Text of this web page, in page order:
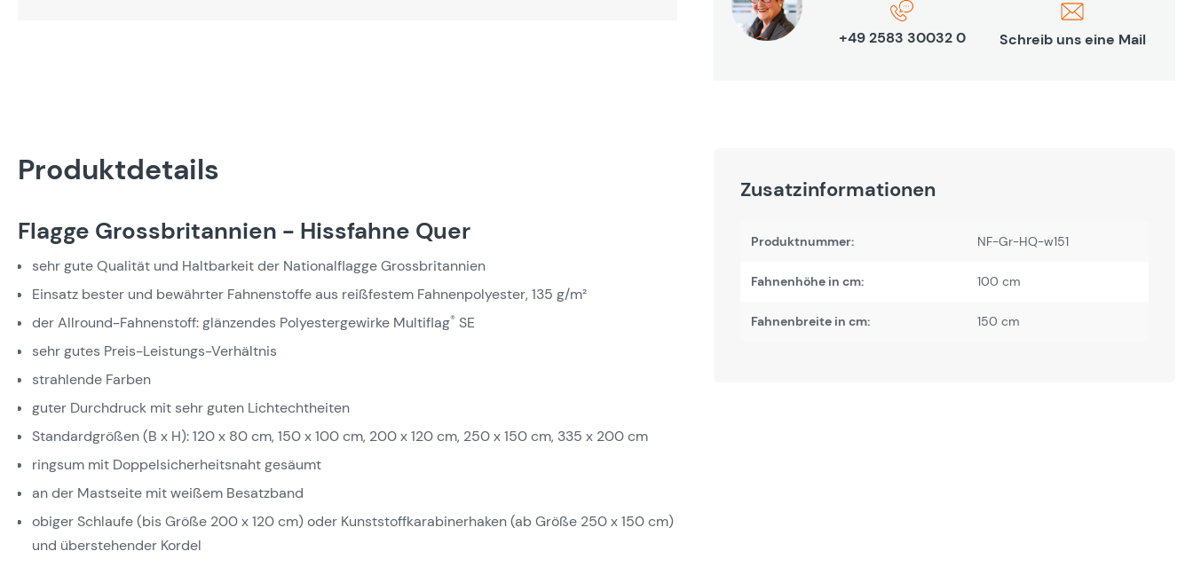
+49 2583 30032 0 Schreib uns eine Mail
Produktdetails
Flagge Grossbritannien - Hissfahne Quer
sehr gute Qualität und Haltbarkeit der Nationalflagge Grossbritannien
Einsatz bester und bewährter Fahnenstoffe aus reißfestem Fahnenpolyester, 135 g/m²
der Allround-Fahnenstoff: glänzendes Polyestergewirke Multiflag® SE
sehr gutes Preis-Leistungs-Verhältnis
strahlende Farben
guter Durchdruck mit sehr guten Lichtechtheiten
Standardgrößen (B x H): 120 x 80 cm, 150 x 100 cm, 200 x 120 cm, 250 x 150 cm, 335 x 200 cm
ringsum mit Doppelsicherheitsnaht gesäumt
an der Mastseite mit weißem Besatzband
obiger Schlaufe (bis Größe 200 x 120 cm) oder Kunststoffkarabinerhaken (ab Größe 250 x 150 cm)
und überstehender Kordel
Zusatzinformationen
Produktnummer: NF-Gr-HQ-w151
Fahnenhöhe in cm: 100 cm
Fahnenbreite in cm: 150 cm